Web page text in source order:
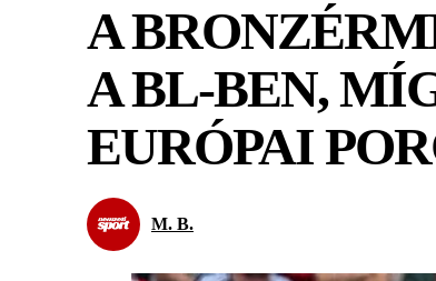
A
A BL-BEN,
EURÓPAI
M. B.